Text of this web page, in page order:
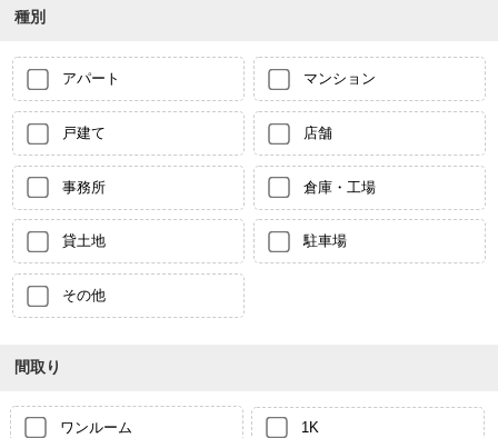
種別
アパート マンション
戸建て 店舗
事務所 倉庫・工場
貸土地 駐車場
その他
間取り
ワンルーム 1K